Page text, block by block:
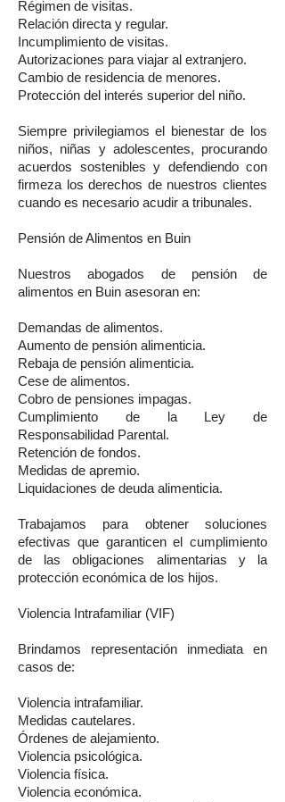
Régimen de visitas.
Relación directa y regular.
Incumplimiento de visitas.
Autorizaciones para viajar al extranjero.
Cambio de residencia de menores.
Protección del interés superior del niño.
Siempre privilegiamos el bienestar de los
niños, niñas y adolescentes, procurando
acuerdos sostenibles y defendiendo con
firmeza los derechos de nuestros clientes
cuando es necesario acudir a tribunales.
Pensión de Alimentos en Buin
Nuestros abogados de pensión de
alimentos en Buin asesoran en:
Demandas de alimentos.
Aumento de pensión alimenticia.
Rebaja de pensión alimenticia.
Cese de alimentos.
Cobro de pensiones impagas.
Cumplimiento de la Ley de
Responsabilidad Parental.
Retención de fondos.
Medidas de apremio.
Liquidaciones de deuda alimenticia.
Trabajamos para obtener soluciones
efectivas que garanticen el cumplimiento
de las obligaciones alimentarias y la
protección económica de los hijos.
Violencia Intrafamiliar (VIF)
Brindamos representación inmediata en
casos de:
Violencia intrafamiliar.
Medidas cautelares.
Órdenes de alejamiento.
Violencia psicológica.
Violencia física.
Violencia económica.